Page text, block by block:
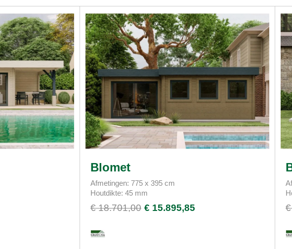
Blomet
Afmetingen: 775 x 395 cm
Houtdikte: 45 mm
€ 18.701,00 € 15.895,85